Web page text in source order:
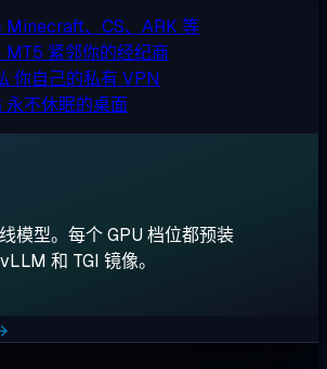
Minecraft、CS、ARK 等
MT5 紧邻你的经纪商
你自己的私有 VPN
永不休眠的桌面
模型。每个 GPU 档位都预装
和 TGI 镜像。